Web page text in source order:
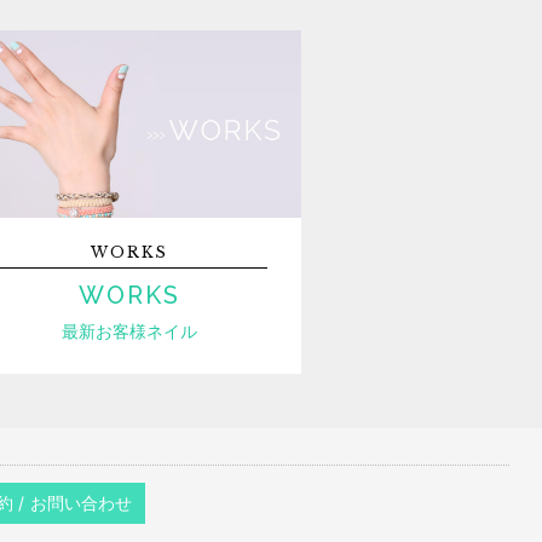
WORKS
WORKS
最新お客様ネイル
/ お問い合わせ